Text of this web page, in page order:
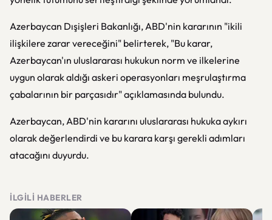
Azerbaycan Dışişleri Bakanlığı, ABD'nin kararının "ikili
ilişkilere zarar vereceğini" belirterek, "Bu karar,
Azerbaycan'ın uluslararası hukukun norm ve ilkelerine
uygun olarak aldığı askeri operasyonları meşrulaştırma
çabalarının bir parçasıdır" açıklamasında bulundu.
Azerbaycan, ABD'nin kararını uluslararası hukuka aykırı
olarak değerlendirdi ve bu karara karşı gerekli adımları
atacağını duyurdu.
İLGILI HABERLER